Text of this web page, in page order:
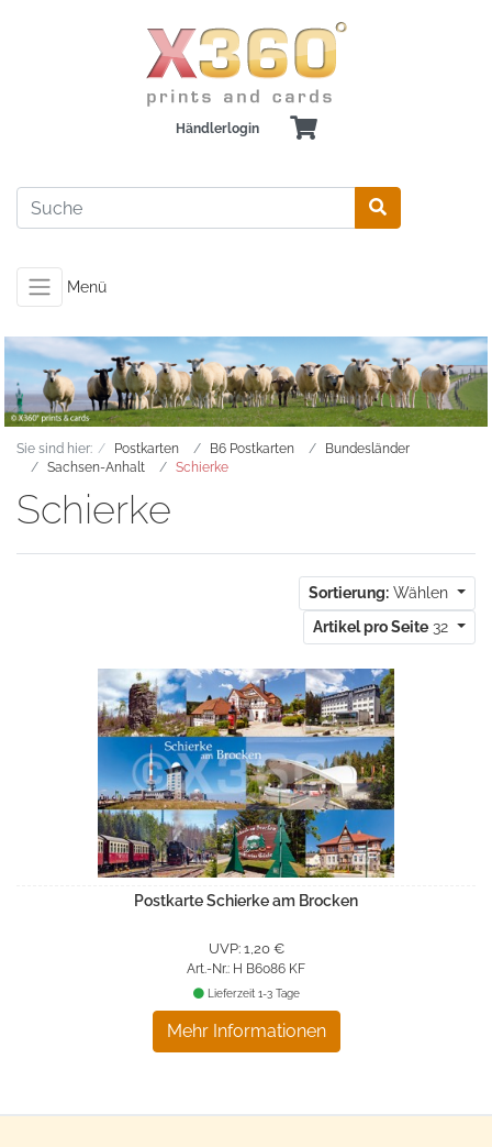
Händlerlogin
Menü
Sie sind hier: Postkarten B6 Postkarten
Bundesländer
Sachsen-Anhalt
Schierke
Schierke
Sortierung: Wählen
Artikel pro Seite 32
Postkarte Schierke am Brocken
UVP: 1,20 €
Art.-Nr.: H B6086 KF
Mehr Informationen
Lieferzeit 1-3 Tage